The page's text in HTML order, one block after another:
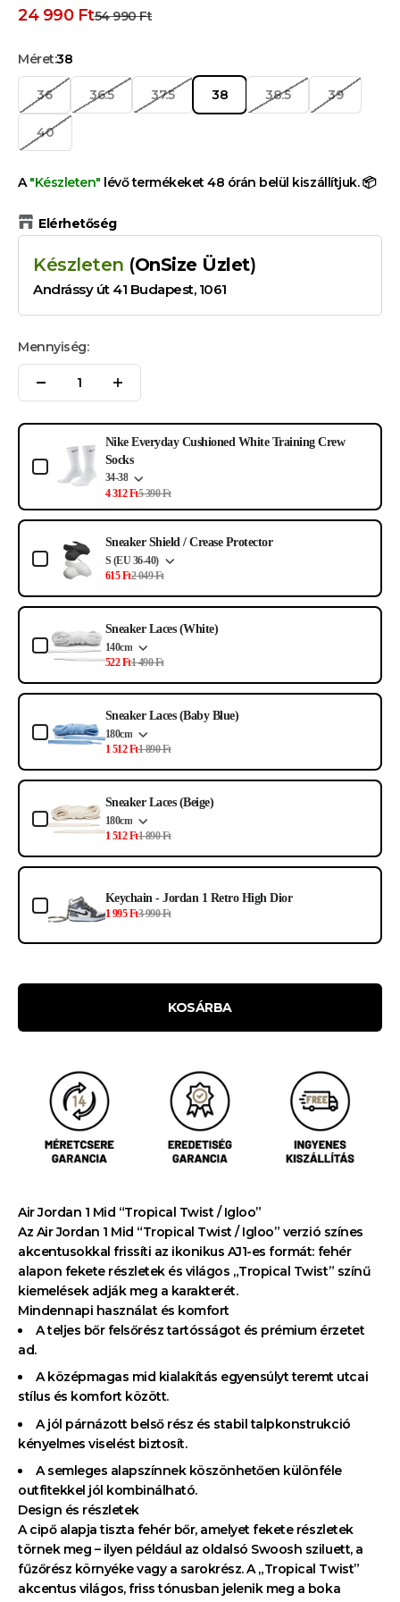
Kedvezményes ár
24 990 FtNormál ár
54 990 Ft
Méret:38
36 36.5 37.5 38 38.5 39
40
A"Készleten" lévő termékeket 48 órán belül kiszállítjuk. 📦
Elérhetőség
Készleten (OnSize Üzlet)
Andrássy út 41 Budapest, 1061
Mennyiség:
Use the Previous and Next buttons to navigate through product add-ons,
Nike Everyday Cushioned White Training Crew
Socks
34-38
4 312 Ft5 390 Ft
Sneaker Shield / Crease Protector
S (EU 36-40)
615 Ft2 049 Ft
Sneaker Laces (White)
140cm
522 Ft1 490 Ft
Sneaker Laces (Baby Blue)
180cm
1 512 Ft1 890 Ft
Sneaker Laces (Beige)
180cm
1 512 Ft1 890 Ft
Keychain - Jordan 1 Retro High Dior
1 995 Ft3 990 Ft
KOSÁRBA
Air Jordan 1 Mid “Tropical Twist / Igloo”
Az Air Jordan 1 Mid “Tropical Twist / Igloo” verzió színes
akcentusokkal frissíti az ikonikus AJ1-es formát: fehér
alapon fekete részletek és világos „Tropical Twist” színű
kiemelések adják meg a karakterét.
Mindennapi használat és komfort
A teljes bőr felsőrész tartósságot és prémium érzetet
ad.
A középmagas mid kialakítás egyensúlyt teremt utcai
stílus és komfort között.
A jól párnázott belső rész és stabil talpkonstrukció
kényelmes viselést biztosít.
A semleges alapszínnek köszönhetően különféle
outfitekkel jól kombinálható.
Design és részletek
A cipő alapja tiszta fehér bőr, amelyet fekete részletek
törnek meg – ilyen például az oldalsó Swoosh sziluett, a
fűzőrész környéke vagy a sarokrész. A „Tropical Twist”
akcentus világos, friss tónusban jelenik meg a boka
3000 FT